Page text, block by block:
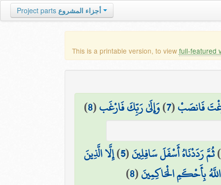
Project parts أجزاء المشروع
This is a printable version, to view full-featured
فَانصَبْ(
7
)وَإِلَىٰ رَبِّكَ فَارْغَب(
8
)
)ثُمَّ رَدَدْنَاهُ أَسْفَلَ سَافِلِينَ(
5
)إِلَّا الَّذِينَ
بِأَحْكَمِ الْحَاكِمِينَ(
8
)